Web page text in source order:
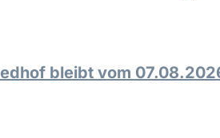
bleibt vom